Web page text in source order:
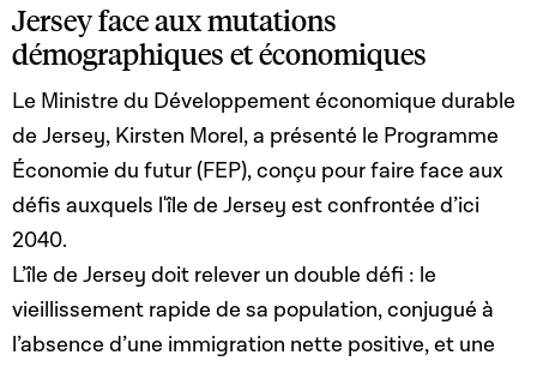
Jersey face aux mutations
démographiques et économiques
Le Ministre du Développement économique durable
de Jersey, Kirsten Morel, a présenté le Programme
Économie du futur (FEP), conçu pour faire face aux
défis auxquels l'île de Jersey est confrontée d’ici
2040.
L’île de Jersey doit relever un double défi : le
vieillissement rapide de sa population, conjugué à
l’absence d’une immigration nette positive, et une